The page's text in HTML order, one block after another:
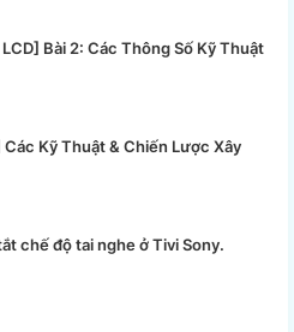
Bài 2: Các Thông Số Kỹ Thuật
Các Kỹ Thuật & Chiến Lược Xây
chế độ tai nghe ở Tivi Sony.